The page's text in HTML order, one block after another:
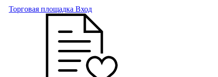
Торговая площадка Вход